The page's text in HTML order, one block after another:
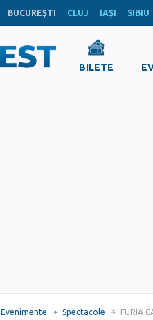
BUCUREŞTI CLUJ IAŞI SIBIU
BILETE
Evenimente Spectacole FURIA